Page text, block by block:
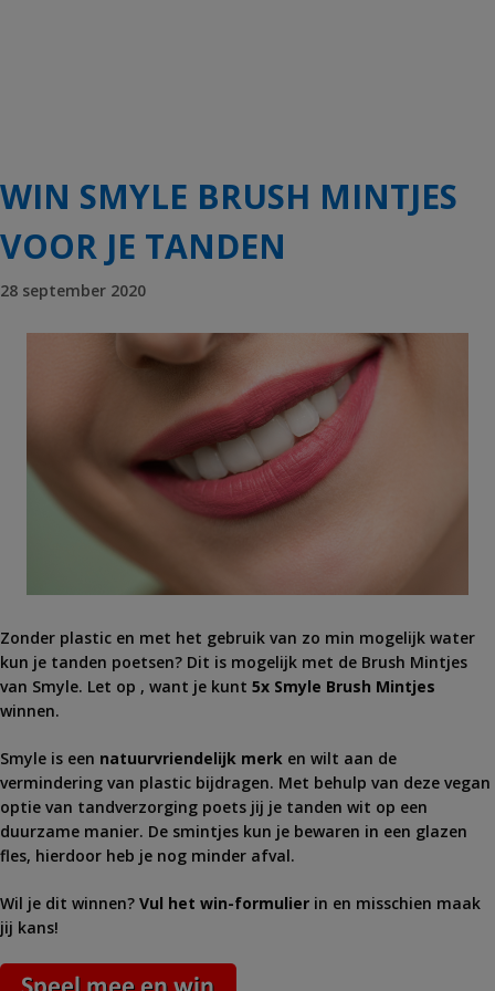
WIN SMYLE BRUSH MINTJES
VOOR JE TANDEN
28 september 2020
Zonder plastic en met het gebruik van zo min mogelijk water
kun je tanden poetsen? Dit is mogelijk met de Brush Mintjes
van Smyle. Let op , want je kunt 5x Smyle Brush Mintjes
winnen.
Smyle is een natuurvriendelijk merk en wilt aan de
vermindering van plastic bijdragen. Met behulp van deze vegan
optie van tandverzorging poets jij je tanden wit op een
duurzame manier. De smintjes kun je bewaren in een glazen
fles, hierdoor heb je nog minder afval.
Wil je dit winnen? Vul het win-formulier in en misschien maak
jij kans!